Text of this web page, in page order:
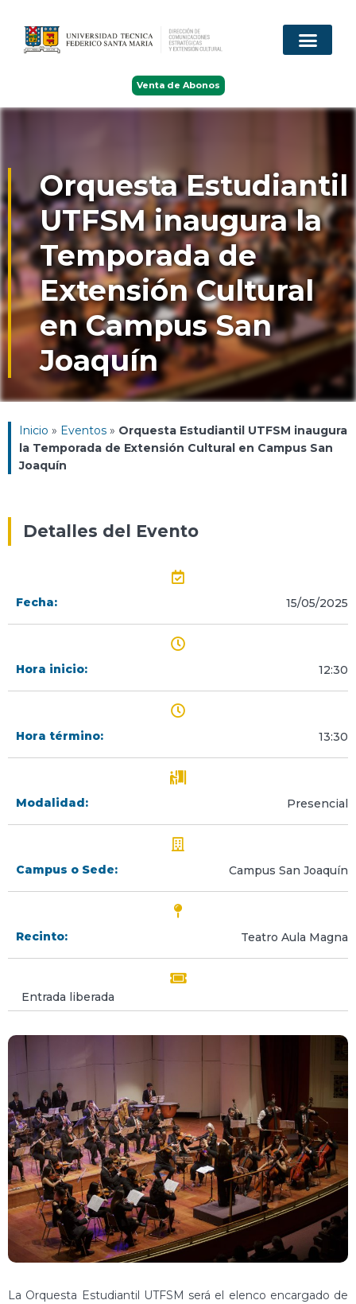
Venta de Abonos
Orquesta Estudiantil
UTFSM inaugura la
Temporada de
Extensión Cultural
en Campus San
Joaquín
Inicio » Eventos » Orquesta Estudiantil UTFSM inaugura
la Temporada de Extensión Cultural en Campus San
Joaquín
La Orquesta Estudiantil UTFSM será el elenco encargado de
Detalles del Evento
Fecha: 15/05/2025
Hora inicio: 12:30
Hora término: 13:30
Modalidad: Presencial
Campus o Sede: Campus San Joaquín
Recinto: Teatro Aula Magna
Entrada liberada